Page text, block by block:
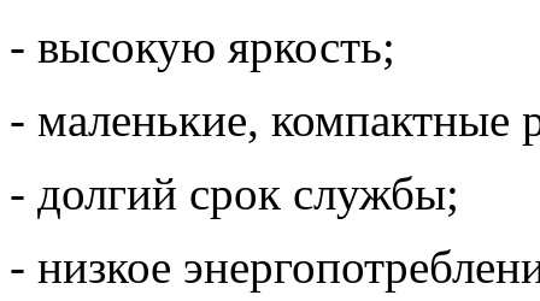
- высокую яркость;
- маленькие, компактные
- долгий срок службы;
- низкое